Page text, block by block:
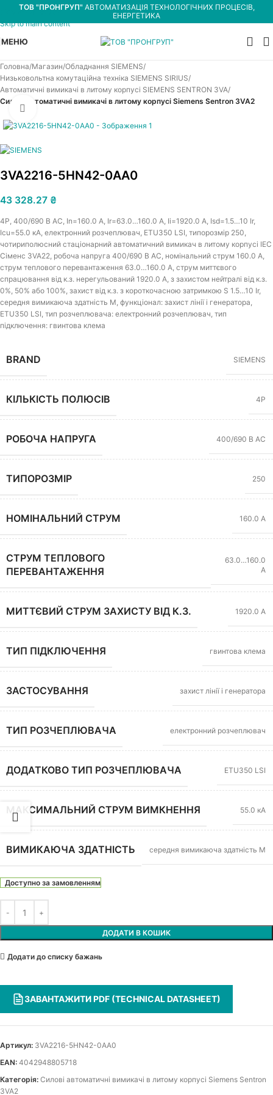
Skip to navigation
Skip to main content
ТОВ "ПРОНГРУП" АВТОМАТИЗАЦІЯ ТЕХНОЛОГІЧНИХ ПРОЦЕСІВ,
ЕНЕРГЕТИКА
МЕНЮ
Головна Магазин Обладнання SIEMENS
Низьковольтна комутаційна техніка SIEMENS SIRIUS
Автоматичні вимикачі в литому корпусі SIEMENS SENTRON 3VA
Силові автоматичні вимикачі в литому корпусі Siemens Sentron 3VA2
3VA2216-5HN42-0AA0
43 328.27 ₴
4P, 400/690 В АС, In=160.0 A, Ir=63.0…160.0 A, Iі=1920.0 A, Isd=1.5…10 Ir,
Icu=55.0 кА, електронний розчеплювач, ETU350 LSI, типорозмір 250,
чотириполюсний стаціонарний автоматичний вимикач в литому корпусі IEC
Сіменс 3VA22, робоча напруга 400/690 В АС, номінальний струм 160.0 A,
струм теплового перевантаження 63.0…160.0 A, струм миттєвого
спрацювання від к.з. нерегульований 1920.0 A, з захистом нейтралі від к.з.
0%, 50% або 100%, захист від к.з. з короткочасною затримкою S 1.5…10 Ir,
середня вимикаюча здатність M, функціонал: захист лінії і генератора,
ETU350 LSI, тип розчеплювача: електронний розчеплювач, тип
підключення: гвинтова клема
BRAND SIEMENS
КІЛЬКІСТЬ ПОЛЮСІВ 4P
РОБОЧА НАПРУГА 400/690 В AC
ТИПОРОЗМІР 250
НОМІНАЛЬНИЙ СТРУМ 160.0 А
СТРУМ ТЕПЛОВОГО
ПЕРЕВАНТАЖЕННЯ
63.0…160.0
А
МИТТЄВИЙ СТРУМ ЗАХИСТУ ВІД К.З. 1920.0 А
ТИП ПІДКЛЮЧЕННЯ гвинтова клема
ЗАСТОСУВАННЯ захист лінії і генератора
ТИП РОЗЧЕПЛЮВАЧА електронний розчеплювач
ДОДАТКОВО ТИП РОЗЧЕПЛЮВАЧА ETU350 LSI
МАКСИМАЛЬНИЙ СТРУМ ВИМКНЕННЯ 55.0 кА
ВИМИКАЮЧА ЗДАТНІСТЬ середня вимикаюча здатність M
Доступно за замовленням
ДОДАТИ В КОШИК
Додати до списку бажань
ЗАВАНТАЖИТИ PDF (TECHNICAL DATASHEET)
EAN: 4042948805718
Артикул: 3VA2216-5HN42-0AA0
Категорія: Силові автоматичні вимикачі в литому корпусі Siemens Sentron
3VA2